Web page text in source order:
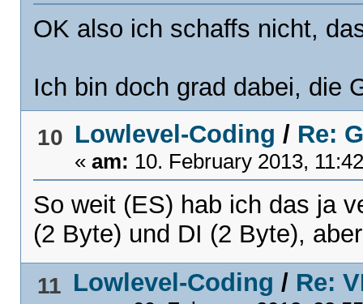
OK also ich schaffs nicht,
Ich bin doch grad dabei, die
10 Lowlevel-Coding / Re:
«am: 10. February 2013,
So weit (ES) hab ich das ja
(2 Byte) und DI (2 Byte),
11 Lowlevel-Coding / Re: